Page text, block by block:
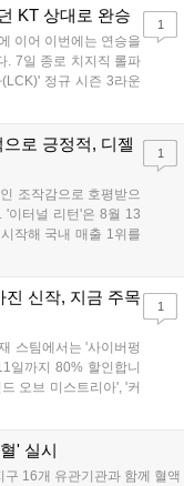
KT 상대로 완승
이어 이번에는 연승을
. 7일 종로 치지직 롤파
정규 시즌 3라운
대결에서 젠지가 압
1
로 긍정적, 디젤
조작감으로 호평받으
'이터널 리턴'은 8월 13
작해 국내 매출 1위를
' 시리즈는 8월 6일 쇼
시뮬레이션 '리스토
1
진 신작, 지금 주목
스팀에서는 '사이버펑
일까지 80% 할인합니
오브 미스트리아', '커
출시된 '마블 투혼'은
는 7년 만의 대규모 업
1
' 실시
16개 유관기관과 함께 혈액